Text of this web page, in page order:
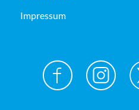
Impressum